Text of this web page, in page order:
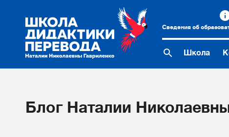
Сведения об
Школа
Блог Наталии